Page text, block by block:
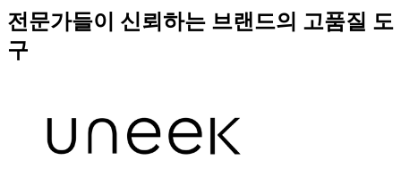
전문가들이 신뢰하는 브랜드의 고품질 도
구